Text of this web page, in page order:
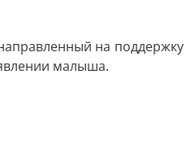
на
малыша.